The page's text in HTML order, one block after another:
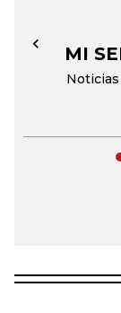
MI
←